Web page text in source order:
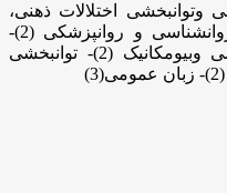
اختلالات ذهنی،
روانی واجتماعی و جسمانی (4)- روانشناسی و روانپزشکی (2)-
آکوپیشن و آنالیز فعایت (2)- آناتومی وبیومکانیک (2)- توانبخشی